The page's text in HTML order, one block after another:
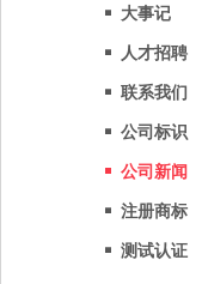
大事记
人才招聘
联系我们
公司标识
公司新闻
注册商标
测试认证